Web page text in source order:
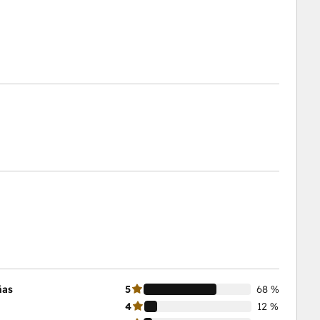
5
68 %
4
12 %